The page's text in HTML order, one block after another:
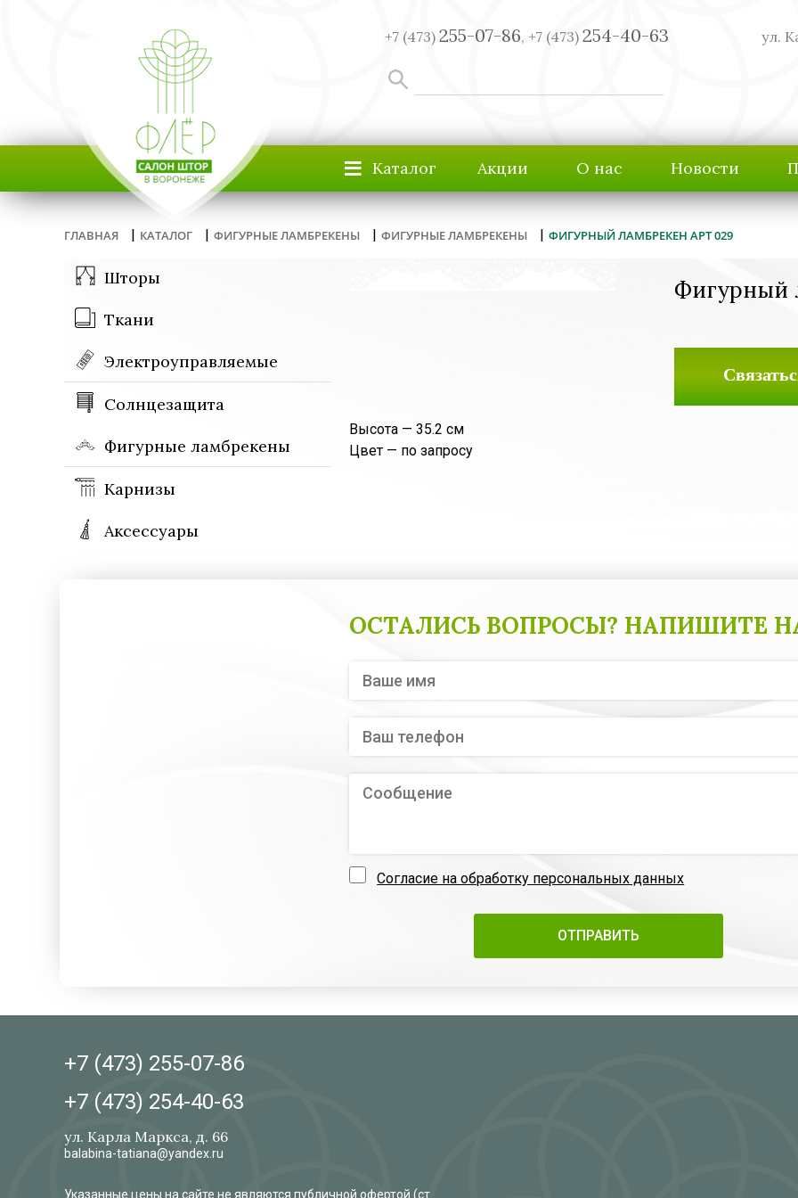
+7 (473) 255-07-86, +7 (473) 254-40-63 ул.
≡ Каталог Акции О нас Новости
ГЛАВНАЯ | КАТАЛОГ | ФИГУРНЫЕ ЛАМБРЕКЕНЫ | ФИГУРНЫЕ ЛАМБРЕКЕНЫ | ФИГУРНЫЙ ЛАМБРЕКЕН АРТ 029
Шторы
Ткани
Электроуправляемые
Солнцезащита
Фигурные ламбрекены
Карнизы
Аксессуары
Фигурный
Высота — 35.2 см
Цвет — по запросу
ОСТАЛИСЬ ВОПРОСЫ? НАПИШИТЕ
Согласие на обработку персональных данных
+7 (473) 255-07-86
+7 (473) 254-40-63
ул. Карла Маркса, д. 66
balabina-tatiana@yandex.ru
Указанные цены на сайте не являются публичной офертой (ст.